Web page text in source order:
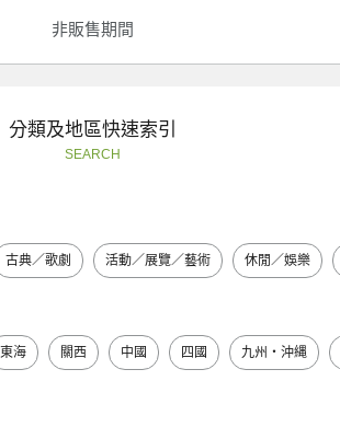
非販售期間
分類及地區快速索引
SEARCH
古典／歌劇 活動／展覽／藝術 休閒／娛樂
東海 關西 中國 四國 九州・沖縄